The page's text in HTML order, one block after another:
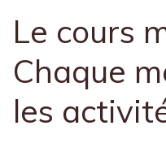
Le cours
Chaque
les